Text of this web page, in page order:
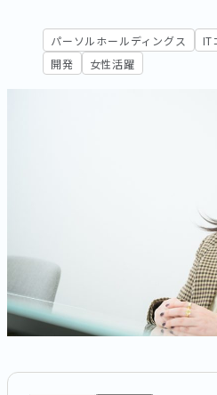
パーソルホールディングス IT
開発
女性活躍